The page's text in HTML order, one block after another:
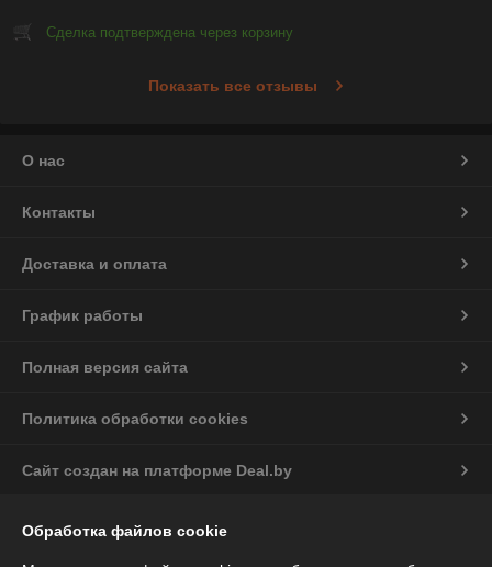
Сделка подтверждена через корзину
Показать все отзывы
О нас
Контакты
Доставка и оплата
График работы
Полная версия сайта
Политика обработки cookies
Сайт создан на платформе Deal.by
Информация для покупателя
Обработка файлов cookie